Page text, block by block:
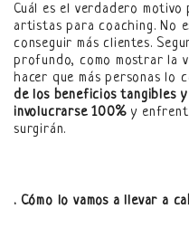
Cuál es el verdadero
artistas para coaching. No
conseguir más clientes.
profundo, como mostrar la
hacer que más personas lo
de los beneficios tangibles
involucrarse 100%y
surgirán.
. Cómo lo vamos a llevar a